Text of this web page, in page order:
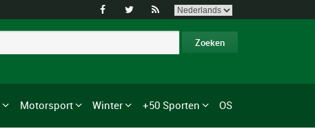
  
Motorsport Winter +50 Sporten OS